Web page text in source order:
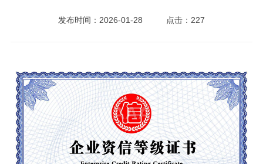
发布时间：2026-01-28 点击：227